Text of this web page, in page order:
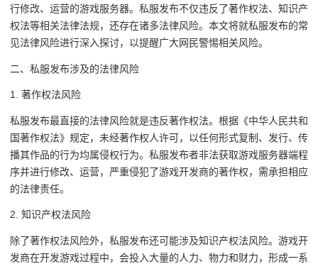
行修改、运营的游戏服务器。私服发布不仅违反了著作权法、知识产
权法等相关法律法规，还存在诸多法律风险。本文将就私服发布的常
见法律风险进行深入探讨，以提醒广大网民警惕相关风险。
二、私服发布涉及的法律风险
1. 著作权法风险
私服发布最直接的法律风险就是违反著作权法。根据《中华人民共和
国著作权法》规定，未经著作权人许可，以任何形式复制、发行、传
播其作品的行为均属侵权行为。私服发布者非法获取游戏服务器端程
序并进行修改、运营，严重侵犯了游戏开发商的著作权，需承担相应
的法律责任。
2. 知识产权法风险
除了著作权法风险外，私服发布还可能涉及知识产权法风险。游戏开
发商在开发游戏过程中，会投入大量的人力、物力和财力，形成一系